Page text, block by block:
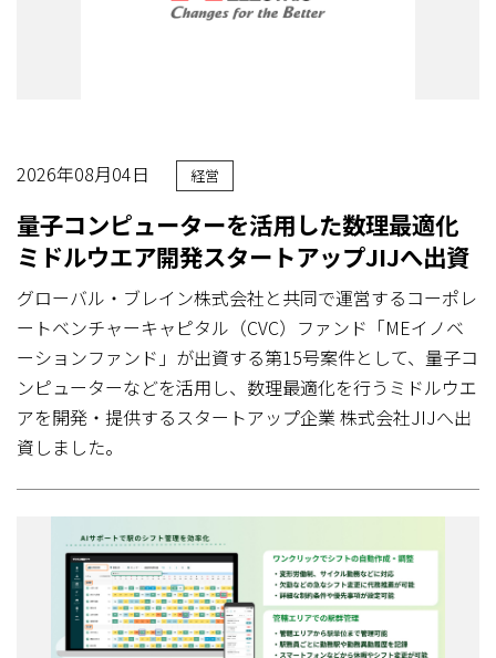
2026年08月04日 経営
量子コンピューターを活用した数理最適化
ミドルウエア開発スタートアップJIJへ出資
グローバル・ブレイン株式会社と共同で運営するコーポレ
ートベンチャーキャピタル（CVC）ファンド「MEイノベ
ーションファンド」が出資する第15号案件として、量子コ
ンピューターなどを活用し、数理最適化を行うミドルウエ
アを開発・提供するスタートアップ企業 株式会社JIJへ出
資しました。